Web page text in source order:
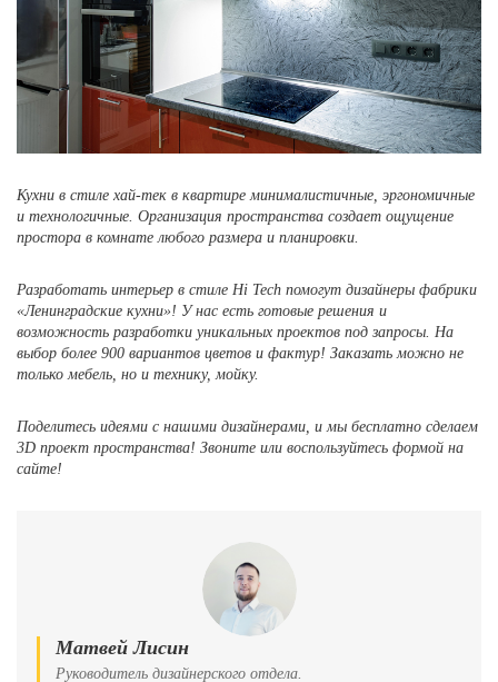
Кухни в стиле хай-тек в квартире минималистичные, эргономичные
и технологичные. Организация пространства создает ощущение
простора в комнате любого размера и планировки.
Разработать интерьер в стиле Hi Tech помогут дизайнеры фабрики
«Ленинградские кухни»! У нас есть готовые решения и
возможность разработки уникальных проектов под запросы. На
выбор более 900 вариантов цветов и фактур! Заказать можно не
только мебель, но и технику, мойку.
Поделитесь идеями с нашими дизайнерами, и мы бесплатно сделаем
3D проект пространства! Звоните или воспользуйтесь формой на
сайте!
Матвей Лисин
Руководитель дизайнерского отдела.